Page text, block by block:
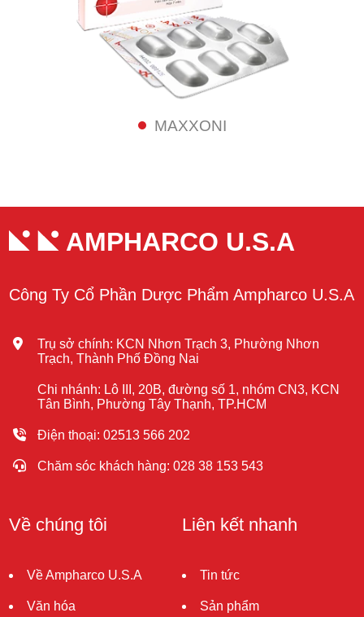
MAXXONI
AMPHARCO U.S.A
Công Ty Cổ Phần Dược Phẩm Ampharco U.S.A
Trụ sở chính: KCN Nhơn Trạch 3, Phường Nhơn
Trạch, Thành Phố Đồng Nai
Chi nhánh: Lô III, 20B, đường số 1, nhóm CN3, KCN
Tân Bình, Phường Tây Thạnh, TP.HCM
Điện thoại: 02513 566 202
Chăm sóc khách hàng: 028 38 153 543
Về chúng tôi
Về Ampharco U.S.A
Văn hóa
Liên kết nhanh
Tin tức
Sản phẩm